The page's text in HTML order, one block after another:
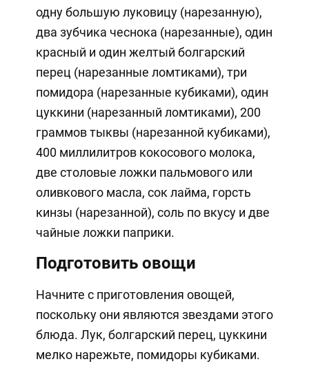
одну большую луковицу (нарезанную),
два зубчика чеснока (нарезанные), один
красный и один желтый болгарский
перец (нарезанные ломтиками), три
помидора (нарезанные кубиками), один
цуккини (нарезанный ломтиками), 200
граммов тыквы (нарезанной кубиками),
400 миллилитров кокосового молока,
две столовые ложки пальмового или
оливкового масла, сок лайма, горсть
кинзы (нарезанной), соль по вкусу и две
чайные ложки паприки.
Подготовить овощи
Начните с приготовления овощей,
поскольку они являются звездами этого
блюда. Лук, болгарский перец, цуккини
мелко нарежьте, помидоры кубиками.